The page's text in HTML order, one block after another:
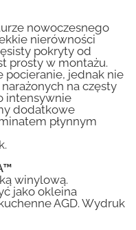
nowoczesnego
nierówności
pokryty od
prosty w montażu.
pocieranie, jednak nie
na częsty
intensywnie
dodatkowe
płynnym
winylową.
jako okleina
AGD. Wydruk